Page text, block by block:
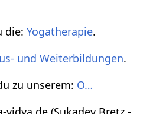
die:Yogatherapie.
und Weiterbildungen.
zu unserem: O…